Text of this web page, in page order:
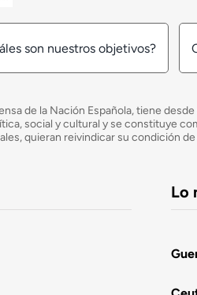
son nuestros objetivos?
de la Nación Española, tiene
social y cultural y se constituye
quieran reivindicar su condición
Lo